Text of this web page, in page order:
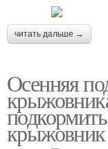
читать дальше →
Осенняя